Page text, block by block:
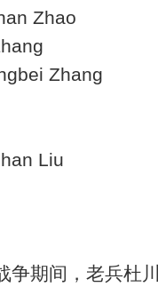
Zhao
Zhang
Liu
期间，老兵杜